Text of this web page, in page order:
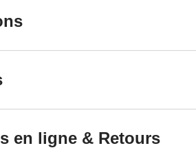
en ligne & Retours